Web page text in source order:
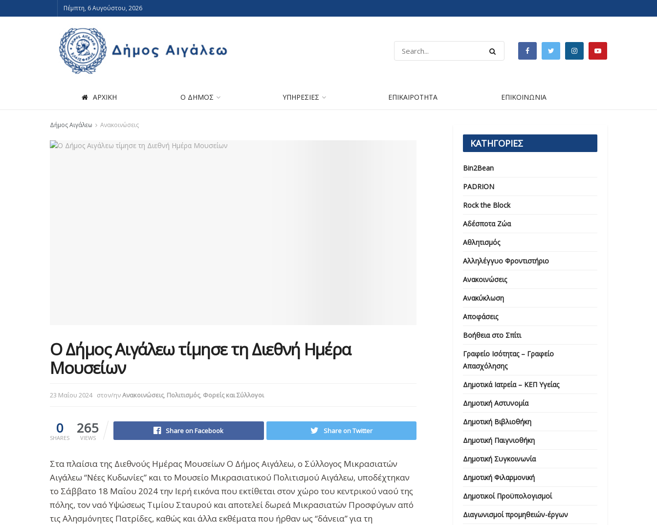
Πέμπτη, 6 Αυγούστου, 2026
ΑΡΧΙΚΗ Ο ΔΗΜΟΣ ΥΠΗΡΕΣΙΕΣ ΕΠΙΚΑΙΡΟΤΗΤΑ ΕΠΙΚΟΙΝΩΝΙΑ
Δήμος Αιγάλεω Ανακοινώσεις
Ο Δήμος Αιγάλεω τίμησε τη Διεθνή Ημέρα
Μουσείων
23 Μαΐου 2024 στον/ηνΑνακοινώσεις, Πολιτισμός, Φορείς και Σύλλογοι
0
SHARES
265
VIEWS
Share on Facebook Share on Twitter
Στα πλαίσια της Διεθνούς Ημέρας Μουσείων Ο Δήμος Αιγάλεω, ο Σύλλογος Μικρασιατών
Αιγάλεω “Νέες Κυδωνίες” και το Μουσείο Μικρασιατικού Πολιτισμού Αιγάλεω, υποδέχτηκαν
το Σάββατο 18 Μαΐου 2024 την Ιερή εικόνα που εκτίθεται στον χώρο του κεντρικού ναού της
πόλης, τον ναό Υψώσεως Τιμίου Σταυρού και αποτελεί δωρεά Μικρασιατών Προσφύγων από
τις Αλησμόνητες Πατρίδες, καθώς και άλλα εκθέματα που ήρθαν ως “δάνεια” για τη
ΚΑΤΗΓΟΡΙΕΣ
Bin2Bean
PADRION
Rock the Block
Αδέσποτα Ζώα
Αθλητισμός
Αλληλέγγυο Φροντιστήριο
Ανακοινώσεις
Ανακύκλωση
Αποφάσεις
Βοήθεια στο Σπίτι
Γραφείο Ισότητας – Γραφείο
Απασχόλησης
Δημοτικά Ιατρεία – ΚΕΠ Υγείας
Δημοτική Αστυνομία
Δημοτική Βιβλιοθήκη
Δημοτική Παιγνιοθήκη
Δημοτική Συγκοινωνία
Δημοτική Φιλαρμονική
Δημοτικοί Προϋπολογισμοί
Διαγωνισμοί προμηθειών-έργων